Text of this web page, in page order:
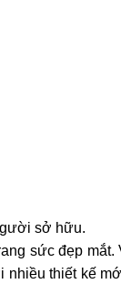
sở hữu.
sức đẹp mắt.
nhiều thiết kế